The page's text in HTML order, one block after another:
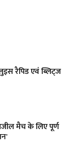
रैपिड एवं ब्लिट्ज
मैच के लिए पूर्ण